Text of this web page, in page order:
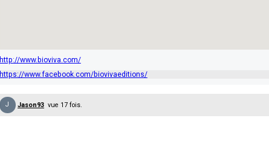
http://www.bioviva.com/
https://www.facebook.com/biovivaeditions/
J Jason93 vue 17 fois.